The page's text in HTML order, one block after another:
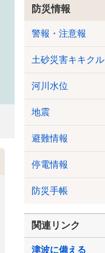
防災情報
警報・注意報
土砂災害キキクル
河川水位
地震
避難情報
停電情報
防災手帳
関連リンク
津波に備える